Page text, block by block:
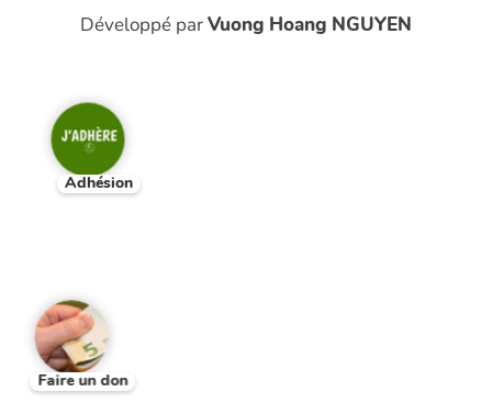
Développé parVuong Hoang NGUYEN
Adhésion
Faire un don